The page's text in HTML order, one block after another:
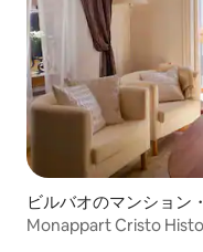
ビルバオのマンション
Monappart Cristo